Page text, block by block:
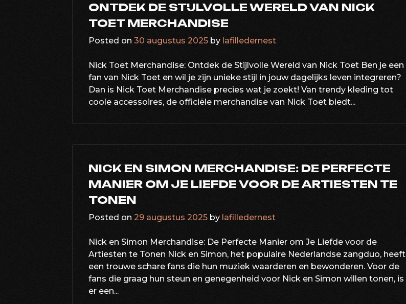
ONTDEK DE STIJLVOLLE WERELD VAN NICK
TOET MERCHANDISE
Posted on 30 augustus 2025 by lafilledernest
Nick Toet Merchandise: Ontdek de Stijlvolle Wereld van Nick Toet Ben je een
fan van Nick Toet en wil je zijn unieke stijl in jouw dagelijks leven integreren?
Dan is Nick Toet Merchandise precies wat je zoekt! Van trendy kleding tot
coole accessoires, de officiële merchandise van Nick Toet biedt...
NICK EN SIMON MERCHANDISE: DE PERFECTE
MANIER OM JE LIEFDE VOOR DE ARTIESTEN TE
TONEN
Posted on 29 augustus 2025 by lafilledernest
Nick en Simon Merchandise: De Perfecte Manier om Je Liefde voor de
Artiesten te Tonen Nick en Simon, het populaire Nederlandse zangduo, heeft
een trouwe schare fans die hun muziek waarderen en bewonderen. Voor de
fans die graag hun steun en genegenheid voor Nick en Simon willen tonen, is
er een...